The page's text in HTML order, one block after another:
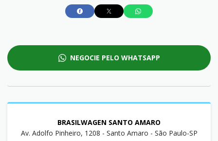
NEGOCIE PELO WHATSAPP
BRASILWAGEN SANTO AMARO
Av. Adolfo Pinheiro, 1208 - Santo Amaro - São Paulo-SP